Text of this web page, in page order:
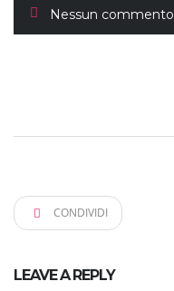
Nessun commento
CONDIVIDI
LEAVE A REPLY